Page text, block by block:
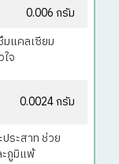
0.006 กรัม
แคลเซียม
จ
0.0024 กรัม
ระสาท ช่วย
ภูมิแพ้